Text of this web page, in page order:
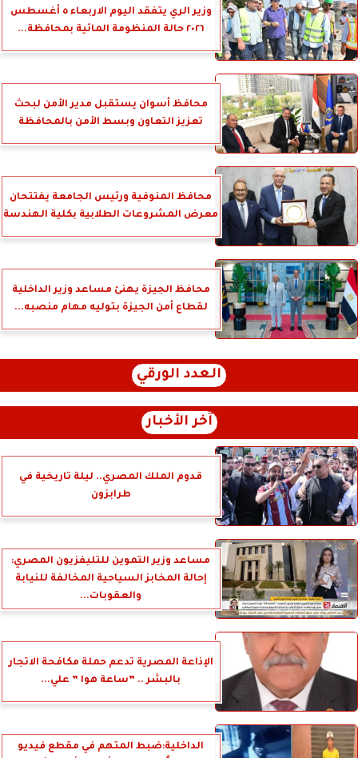
وزير الري يتفقد اليوم الاربعاء ٥ أغسطس
٢٠٢٦ حالة المنظومة المائية بمحافظة...
محافظ أسوان يستقبل مدير الأمن لبحث
تعزيز التعاون وبسط الأمن بالمحافظة
محافظ المنوفية ورئيس الجامعة يفتتحان
معرض المشروعات الطلابية بكلية الهندسة
محافظ الجيزة يهنئ مساعد وزير الداخلية
لقطاع أمن الجيزة بتوليه مهام منصبه...
العدد الورقي
آخر الأخبار
قدوم الملك المصري.. ليلة تاريخية في
طرابزون
مساعد وزير التموين للتليفزيون المصري:
إحالة المخابز السياحية المخالفة للنيابة
والعقوبات...
الإذاعة المصرية تدعم حملة مكافحة الاتجار
بالبشر .. ”ساعة هوا ” علي...
الداخلية:ضبط المتهم في مقطع فيديو